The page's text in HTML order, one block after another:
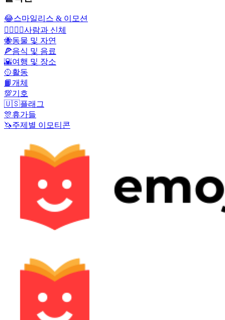
😂스마일리스 & 이모션
👩‍❤️‍💋‍👨사람과 신체
🐝동물 및 자연
🍕음식 및 음료
🌇여행 및 장소
🥎활동
📙개체
💯기호
🇺🇸플래그
🎊휴가들
🦄주제별 이모티콘